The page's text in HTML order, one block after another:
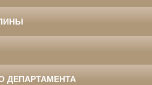
ДЕПАРТАМЕНТА